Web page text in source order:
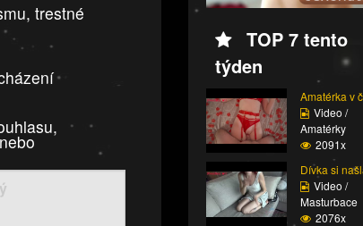
trestné
TOP 7 tento
týden
Video /
Amatérky
2091x
Video /
Masturbace
2076x